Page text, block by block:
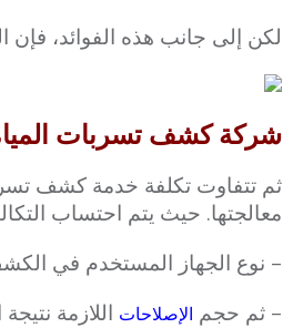
لكن إلى جانب هذه الفوائد،
شركة كشف تسربات المياه
ثم تتفاوت تكلفة خدمة كشف
معالجتها. حيث يتم احتساب
– نوع الجهاز المستخدم في
– ثم حجم الإصلاحات اللازمة